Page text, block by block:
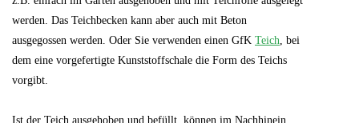
werden. Das Teichbecken kann aber auch mit Beton
ausgegossen werden. Oder Sie verwenden einen GfK Teich, bei
dem eine vorgefertigte Kunststoffschale die Form des Teichs
vorgibt.
Ist der Teich ausgehoben und befüllt, können im Nachhinein